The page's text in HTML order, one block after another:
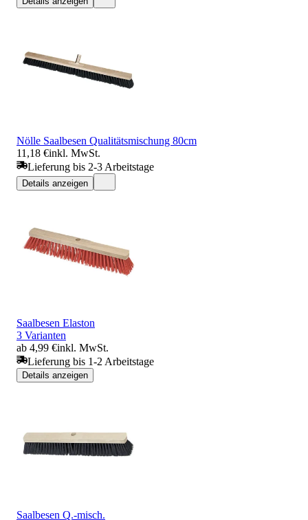
Nölle Saalbesen Qualitätsmischung 80cm
11,18 €inkl. MwSt.
Lieferung bis 2-3 Arbeitstage
Details anzeigen
Saalbesen Elaston
3 Varianten
ab 4,99 €inkl. MwSt.
Lieferung bis 1-2 Arbeitstage
Details anzeigen
Saalbesen Q.-misch.